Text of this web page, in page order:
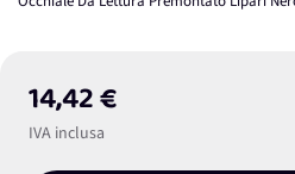
14,42 €
IVA inclusa